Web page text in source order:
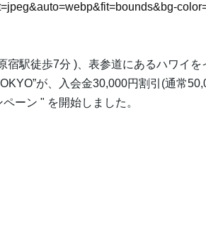
宿駅徒歩7分 )、表参道にあるハワイ
が、入会金30,000円割引(通常
ーン " を開始しました。